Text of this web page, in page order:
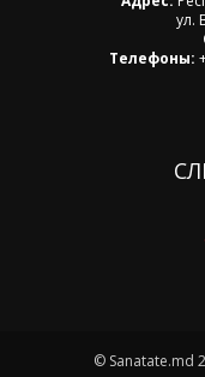
ул.
Телефоны:
© Sanatate.md